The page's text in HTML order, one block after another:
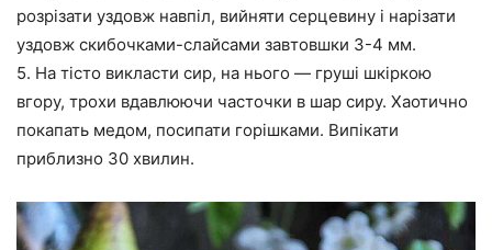
розрізати уздовж навпіл, вийняти серцевину і нарізати
уздовж скибочками-слайсами завтовшки 3-4 мм.
5. На тісто викласти сир, на нього — груші шкіркою
вгору, трохи вдавлюючи часточки в шар сиру. Хаотично
покапать медом, посипати горішками. Випікати
приблизно 30 хвилин.